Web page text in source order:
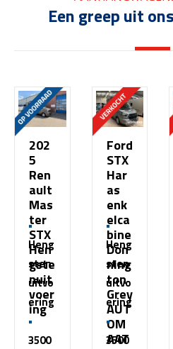
Een greep uit
202
5
Ren
ault
Mas
ter
STX
Hen
gste
nuit
voer
ing
Heng
sten
uitvo
ering
3500
Ford
STX
Har
as
enk
elca
bine
Don
ning
ton
Grey
AUT
OM
AAT
Heng
sten
uitvo
ering
3500